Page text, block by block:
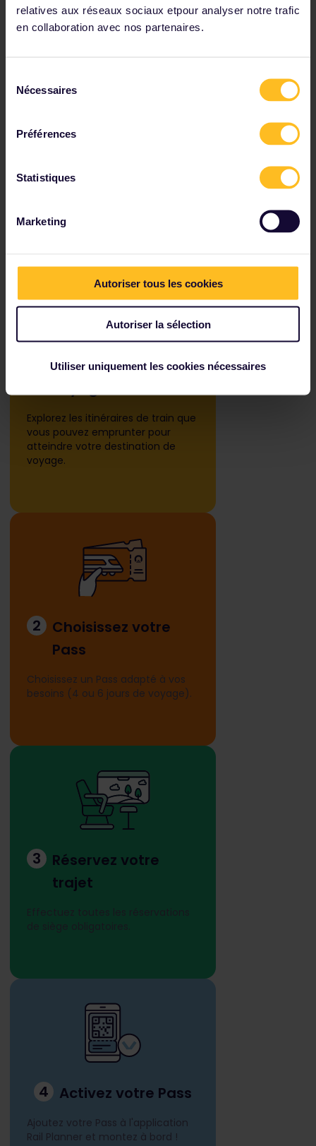
relatives aux réseaux sociaux etpour analyser notre trafic
en collaboration avec nos partenaires.
Nécessaires
Préférences
Statistiques
Marketing
Autoriser tous les cookies
Autoriser la sélection
Utiliser uniquement les cookies nécessaires
Avec le Pass, vous pouvez voyager en
toute flexibilité dans jusqu’à 33 pays
d’Europe: réservez une place dans les
modifiant vos projets de voyage en
Comment utiliser le Pass Interrail
Planifiez votre
Explorez les itinéraires de train que
vous pouvez emprunter pour
atteindre votre destination de
voyage.
2
Choisissez votre
Pass
Choisissez un Pass adapté à vos
besoins (4 ou 6 jours de voyage).
3
Réservez votre
trajet
Effectuez toutes les réservations
de siège obligatoires.
4 Activez votre Pass
Ajoutez votre Pass à l'application
Rail Planner et montez à bord !